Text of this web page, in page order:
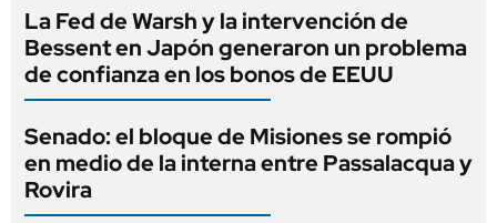
La Fed de Warsh y la intervención de
Bessent en Japón generaron un problema
de confianza en los bonos de EEUU
Senado: el bloque de Misiones se rompió
en medio de la interna entre Passalacqua y
Rovira